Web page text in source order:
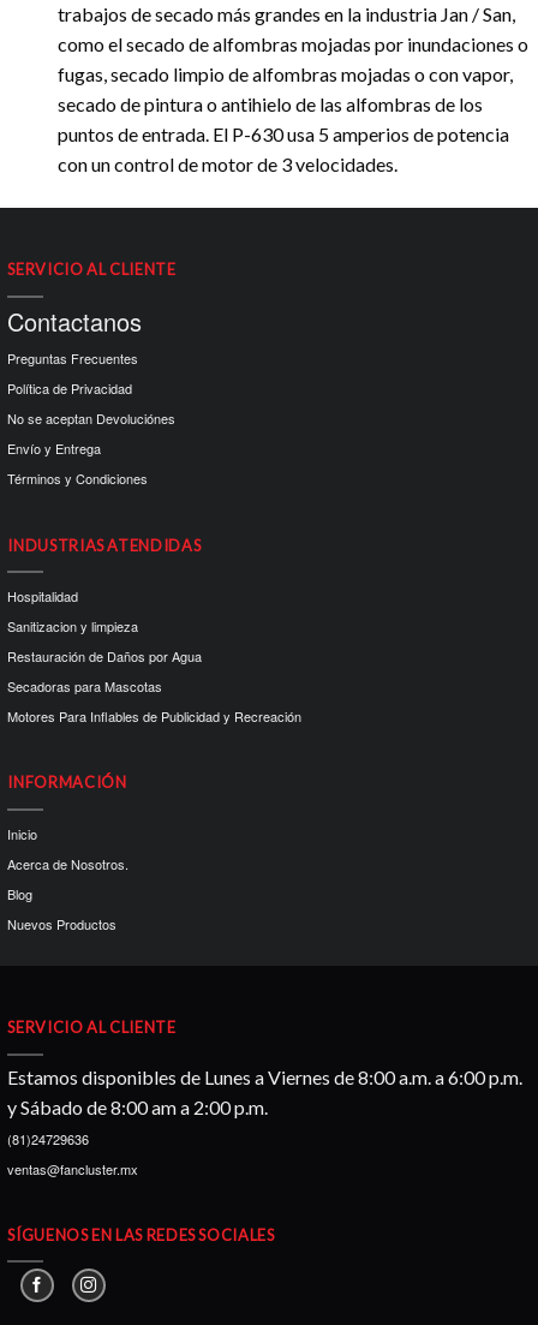
trabajos de secado más grandes en la industria Jan / San,
como el secado de alfombras mojadas por inundaciones o
fugas, secado limpio de alfombras mojadas o con vapor,
secado de pintura o antihielo de las alfombras de los
puntos de entrada. El P-630 usa 5 amperios de potencia
con un control de motor de 3 velocidades.
SERVICIO AL CLIENTE
Contactanos
Preguntas Frecuentes
Política de Privacidad
No se aceptan Devoluciónes
Envío y Entrega
Términos y Condiciones
INDUSTRIAS ATENDIDAS
Hospitalidad
Sanitizacion y limpieza
Restauración de Daños por Agua
Secadoras para Mascotas
Motores Para Inflables de Publicidad y Recreación
INFORMACIÓN
Inicio
Acerca de Nosotros.
Blog
Nuevos Productos
SERVICIO AL CLIENTE
Estamos disponibles de Lunes a Viernes de 8:00 a.m. a 6:00 p.m.
y Sábado de 8:00 am a 2:00 p.m.
(81)24729636
ventas@fancluster.mx
SÍGUENOS EN LAS REDES SOCIALES